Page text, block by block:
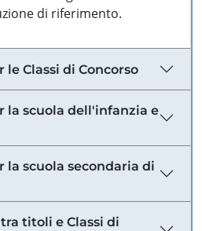
di riferimento.
le Classi di Concorso
la scuola dell'infanzia e
la scuola secondaria di
titoli e Classi di